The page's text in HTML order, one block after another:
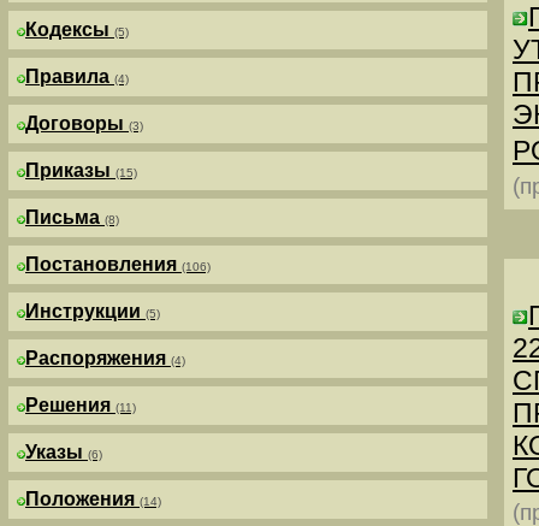
Кодексы (5)
Правила (4)
Договоры (3)
Приказы (15)
Письма (8)
Постановления (106)
Инструкции (5)
Распоряжения (4)
Решения (11)
Указы (6)
Положения (14)